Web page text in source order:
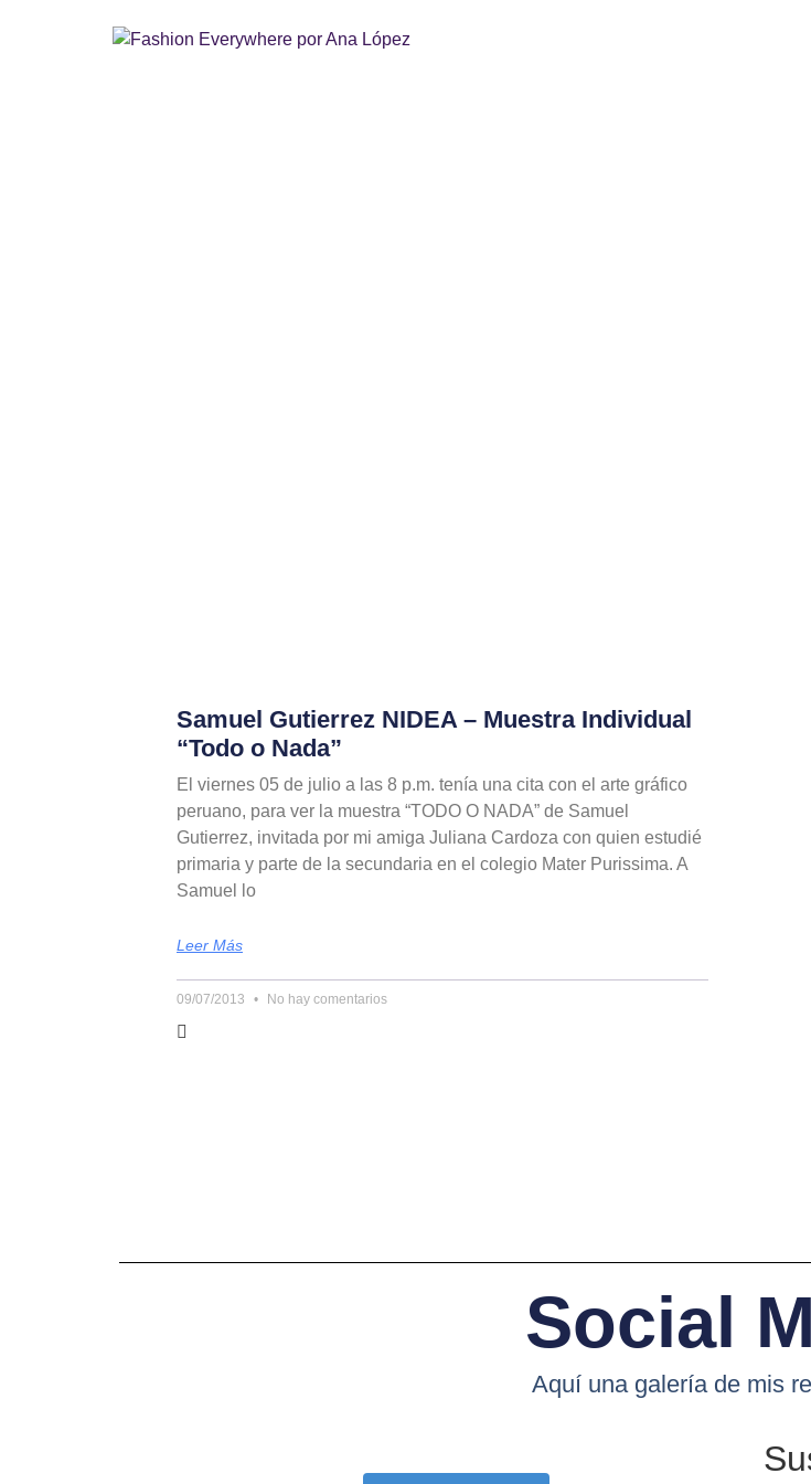
Samuel Gutierrez NIDEA – Muestra Individual
“Todo o Nada”
El viernes 05 de julio a las 8 p.m. tenía una cita con el arte gráfico
peruano, para ver la muestra “TODO O NADA” de Samuel
Gutierrez, invitada por mi amiga Juliana Cardoza con quien estudié
primaria y parte de la secundaria en el colegio Mater Purissima. A
Samuel lo
Leer Más
09/07/2013 No hay comentarios
Social
Aquí una galería de mis